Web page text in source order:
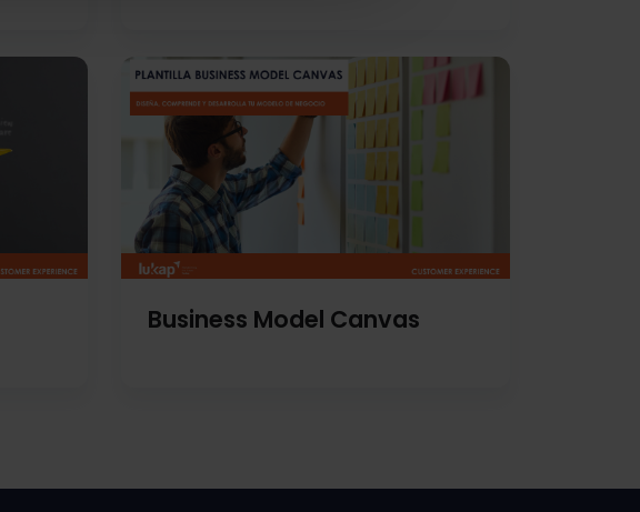
Business Model Canvas